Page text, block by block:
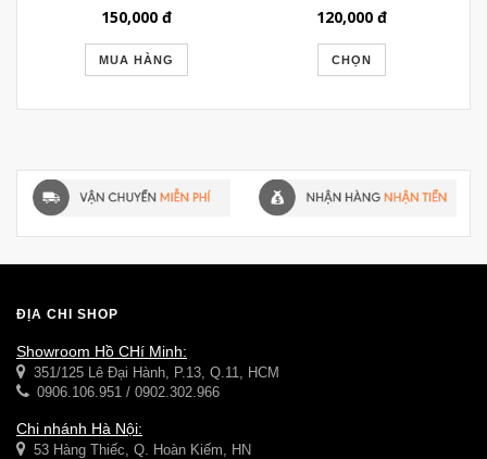
HỒNG 098
150,000đ
MUA HÀNG
TRONG NHẬT BẢN
120,000đ
CHỌN
ĐỊA CHỈ SHOP
Showroom Hồ CHí Minh:
351/125 Lê Đại Hành, P.13, Q.11, HCM
0906.106.951 / 0902.302.966
Chi nhánh Hà Nội:
53 Hàng Thiếc, Q. Hoàn Kiếm, HN